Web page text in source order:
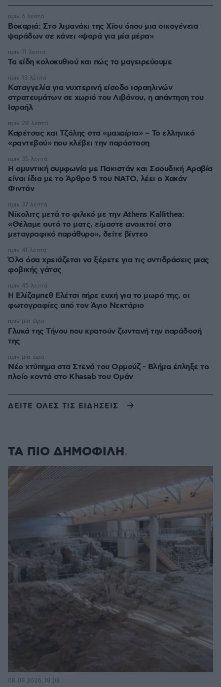
Βοκαριά: Στο λιμανάκι της Χίου όπου μια οικογένεια
ψαράδων σε κάνει «ψαρά για μία μέρα»
πριν 6 λεπτά
Τα είδη κολοκυθιού και πώς τα μαγειρεύουμε
πριν 11 λεπτά
Καταγγελία για νυχτερινή είσοδο ισραηλινών
στρατευμάτων σε χωριό του Λιβάνου, η απάντηση του
Ισραήλ
πριν 13 λεπτά
Καρέτσας και Τζόλης στα «μαχαίρια» – Το ελληνικό
«ραντεβού» που κλέβει την παράσταση
πριν 28 λεπτά
Η αμυντική συμφωνία με Πακιστάν και Σαουδική Αραβία
είναι ίδια με το Άρθρο 5 του ΝΑΤΟ, λέει ο Χακάν
Φιντάν
πριν 35 λεπτά
Νίκολιτς μετά το φιλικό με την Athens Kallithea:
«Θέλαμε αυτό το ματς, είμαστε ανοικτοί στο
μεταγραφικό παράθυρο», δείτε βίντεο
πριν 37 λεπτά
Όλα όσα χρειάζεται να ξέρετε για τις αντιδράσεις μιας
φοβικής γάτας
πριν 41 λεπτά
Η Ελίζαμπεθ Ελέτσι πήρε ευχή για το μωρό της, οι
φωτογραφίες από τον Άγιο Νεκτάριο
πριν 45 λεπτά
Γλυκά της Τήνου που κρατούν ζωντανή την παράδοσή
της
πριν μία ώρα
Νέο χτύπημα στα Στενά του Ορμούζ - Βλήμα έπληξε το
πλοίο κοντά στο Khasab του Ομάν
πριν μία ώρα
ΔΕΙΤΕ ΟΛΕΣ ΤΙΣ ΕΙΔΗΣΕΙΣ
ΤΑ ΠΙΟ ΔΗΜΟΦΙΛΗ
08.08.2026, 18:08